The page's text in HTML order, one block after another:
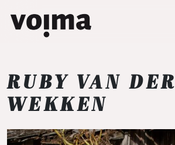
Päävalikko
RUBY VAN DER
WEKKEN